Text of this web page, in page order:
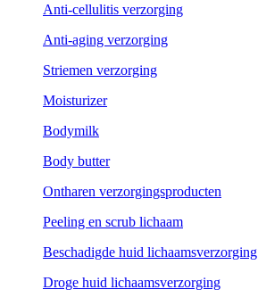
Anti-cellulitis verzorging
Anti-aging verzorging
Striemen verzorging
Moisturizer
Bodymilk
Body butter
Ontharen verzorgingsproducten
Peeling en scrub lichaam
Beschadigde huid lichaamsverzorging
Droge huid lichaamsverzorging